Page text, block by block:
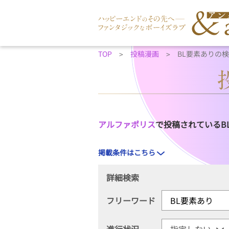
TOP 投稿漫画 BL要素ありの
アルファポリスで投稿されている
掲載条件はこちら
詳細検索
フリーワード